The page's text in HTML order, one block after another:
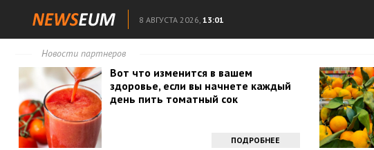
8 АВГУСТА 2026, 13:01
Новости партнеров
Вот что изменится в вашем
здоровье, если вы начнете каждый
день пить томатный сок
ПОДРОБНЕЕ